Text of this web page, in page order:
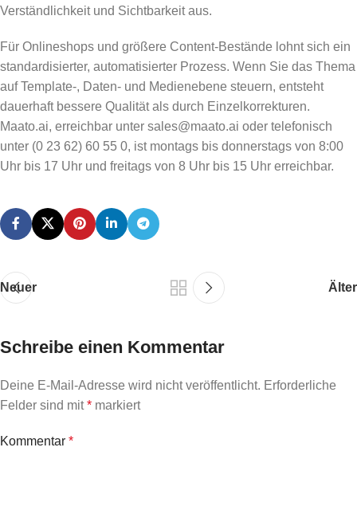
Verständlichkeit und Sichtbarkeit aus.
Für Onlineshops und größere Content-Bestände lohnt sich ein
standardisierter, automatisierter Prozess. Wenn Sie das Thema
auf Template-, Daten- und Medienebene steuern, entsteht
dauerhaft bessere Qualität als durch Einzelkorrekturen.
Maato.ai, erreichbar unter sales@maato.ai oder telefonisch
unter (0 23 62) 60 55 0, ist montags bis donnerstags von 8:00
Uhr bis 17 Uhr und freitags von 8 Uhr bis 15 Uhr erreichbar.
Neuer Älter
Schreibe einen Kommentar
Deine E-Mail-Adresse wird nicht veröffentlicht. Erforderliche
Felder sind mit* markiert
Kommentar *